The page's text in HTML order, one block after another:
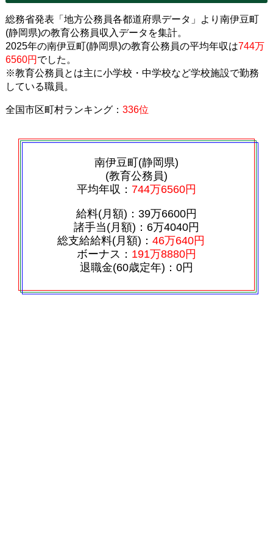
総務省発表「地方公務員各都道府県データ」より南伊豆町
(静岡県)の教育公務員収入データを集計。
2025年の南伊豆町(静岡県)の教育公務員の平均年収は744万
6560円 でした。
※教育公務員とは主に小学校・中学校など学校施設で勤務
している職員。
全国市区町村ランキング： 336位
南伊豆町(静岡県)
(教育公務員)
平均年収： 744万6560円
給料(月額)：39万6600円
諸手当(月額)：6万4040円
総支給給料(月額)： 46万640円
ボーナス： 191万8880円
退職金(60歳定年)：0円